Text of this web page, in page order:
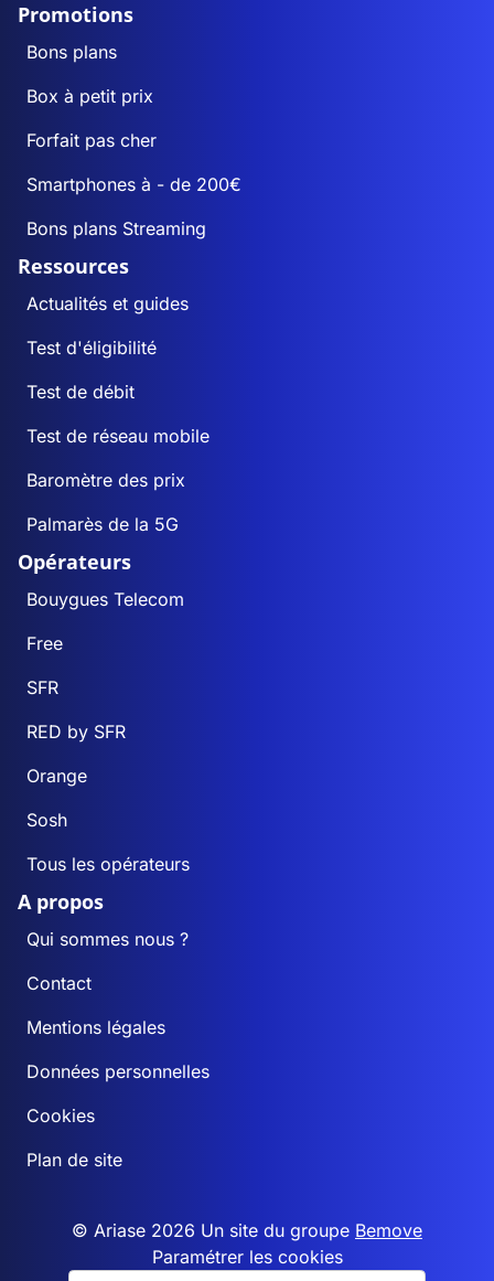
Promotions
Bons plans
Box à petit prix
Forfait pas cher
Smartphones à - de 200€
Bons plans Streaming
Ressources
Actualités et guides
Test d'éligibilité
Test de débit
Test de réseau mobile
Baromètre des prix
Palmarès de la 5G
Opérateurs
Bouygues Telecom
Free
SFR
RED by SFR
Orange
Sosh
Tous les opérateurs
A propos
Qui sommes nous ?
Contact
Mentions légales
Données personnelles
Cookies
Plan de site
© Ariase 2026 Un site du groupe Bemove
Paramétrer les cookies